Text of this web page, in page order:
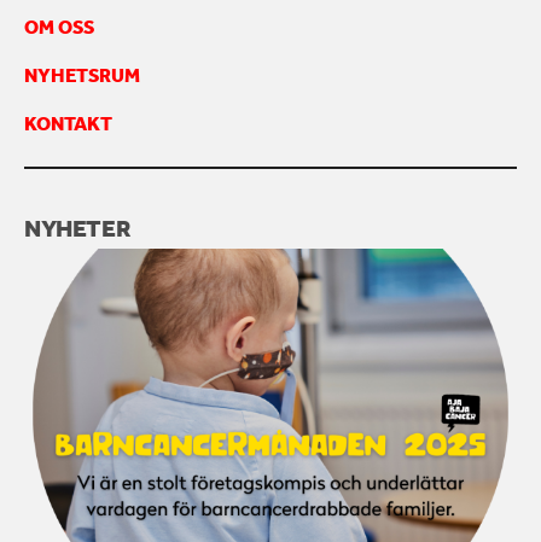
INSPIRATION
FINANSIERING
ARBETA HOS OSS
KONTAKTA OSS
OM OSS
NYHETSRUM
KONTAKT
NYHETER